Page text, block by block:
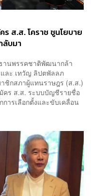
ส.ส. โคราช ชูนโยบาย
ลับมา
านพรรคชาติพัฒนากล้า
ละ เทวัญ ลิปตพัลลภ
ชิกสภาผู้แทนราษฎร (ส.ส.)​
คร ส.ส. ระบบบัญชีรายชื่อ
การเลือกตั้งและขับเคลื่อน